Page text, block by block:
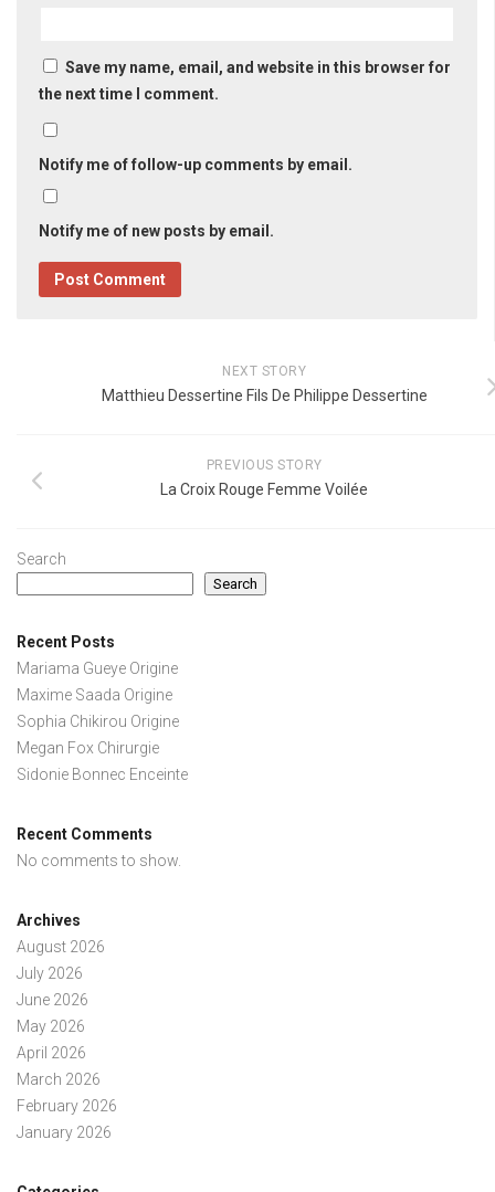
Save my name, email, and website in this browser for
the next time I comment.
Notify me of follow-up comments by email.
Notify me of new posts by email.
NEXT STORY
Matthieu Dessertine Fils De Philippe Dessertine
PREVIOUS STORY
La Croix Rouge Femme Voilée
Search
Search
Recent Posts
Mariama Gueye Origine
Maxime Saada Origine
Sophia Chikirou Origine
Megan Fox Chirurgie
Sidonie Bonnec Enceinte
Recent Comments
No comments to show.
Archives
August 2026
July 2026
June 2026
May 2026
April 2026
March 2026
February 2026
January 2026